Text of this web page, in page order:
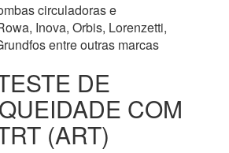
circuladoras e
Inova, Orbis, Lorenzetti,
entre outras marcas
DE
COM
(ART)